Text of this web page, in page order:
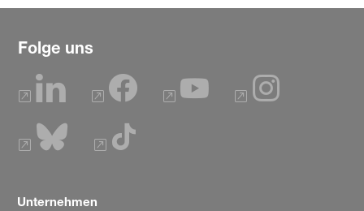
Folge uns
Unternehmen